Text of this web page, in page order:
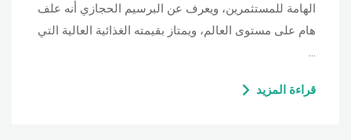
الهامة للمستثمرين، ويعرف عن البرسيم الحجازي أنه علف
هام على مستوى العالم، ويمتاز بقيمته الغذائية العالية التي
…
قراءة المزيد